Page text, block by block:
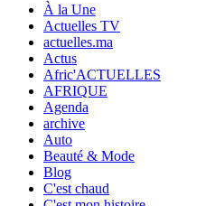
À la Une
Actuelles TV
actuelles.ma
Actus
Afric'ACTUELLES
AFRIQUE
Agenda
archive
Auto
Beauté & Mode
Blog
C'est chaud